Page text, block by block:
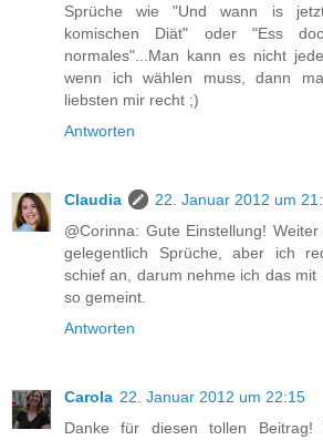
Sprüche wie "Und wann is
komischen Diät" oder "Ess
normales"...Man kann es nicht
wenn ich wählen muss, dann
liebsten mir recht ;)
Antworten
Claudia
22. Januar 2012 um
@Corinna: Gute Einstellung!
gelegentlich Sprüche, aber ich
schief an, darum nehme ich das mit
so gemeint.
Antworten
Carola 22. Januar 2012 um 22:15
Danke für diesen tollen